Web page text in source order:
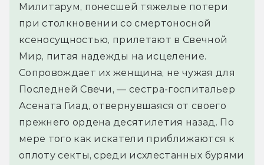
Милитарум, понесшей тяжелые потери
при столкновении со смертоносной
ксеносущностью, прилетают в Свечной
Мир, питая надежды на исцеление.
Сопровождает их женщина, не чужая для
Последней Свечи, — сестра-госпитальер
Асената Гиад, отвернувшаяся от своего
прежнего ордена десятилетия назад. По
мере того как искатели приближаются к
оплоту секты, среди исхлестанных бурями